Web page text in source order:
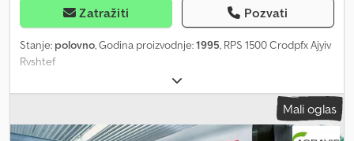
Zatražiti Pozvati
Stanje: polovno, Godina proizvodnje:1995, RPS 1500 Crodpfx Ajyiv
Rvshtef
Mali oglas